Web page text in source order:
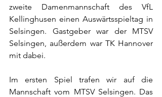
zweite Damenmannschaft des VfL
Kellinghusen einen Auswärtsspieltag in
Selsingen. Gastgeber war der MTSV
Selsingen, außerdem war TK Hannover
mit dabei.
Im ersten Spiel trafen wir auf die
Mannschaft vom MTSV Selsingen. Das